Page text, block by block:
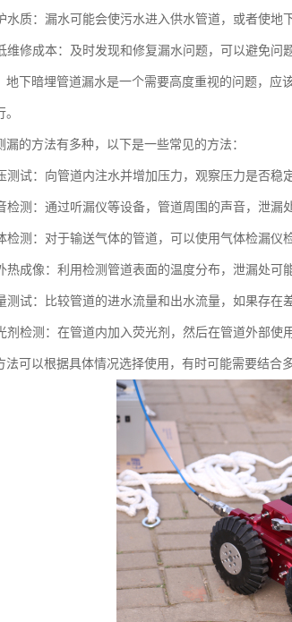
水质：漏水可能会使污水进入供水管道，或者使地
维修成本：及时发现和修复漏水问题，可以避免问
地下暗埋管道漏水是一个需要高度重视的问题，应
漏的方法有多种，以下是一些常见的方法：
测试：向管道内注水并增加压力，观察压力是否稳
检测：通过听漏仪等设备，管道周围的声音，泄漏
检测：对于输送气体的管道，可以使用气体检漏仪
热成像：利用检测管道表面的温度分布，泄漏处可
测试：比较管道的进水流量和出水流量，如果存在
剂检测：在管道内加入荧光剂，然后在管道外部使
法可以根据具体情况选择使用，有时可能需要结合